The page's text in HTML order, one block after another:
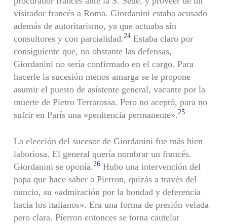
visitador francés a Roma. Giordanini estaba acusado
además de autoritarismo, ya que actuaba sin
consultores y con parcialidad.24Estaba claro por
consiguiente que, no obstante las defensas,
Giordanini no sería confirmado en el cargo. Para
hacerle la sucesión menos amarga se le propone
asumir el puesto de asistente general, vacante por la
muerte de Pietro Terrarossa. Pero no aceptó, para no
sufrir en París una «penitencia permanente».25
La elección del sucesor de Giordanini fue más bien
laboriosa. El general quería nombrar un francés.
Giordanini se oponía.26Hubo una intervención del
papa que hace saber a Pierron, quizás a través del
nuncio, su «admiración por la bondad y deferencia
hacia los ita­lianos». Era una forma de presión velada
pero clara. Pierron entonces se torna cautelar